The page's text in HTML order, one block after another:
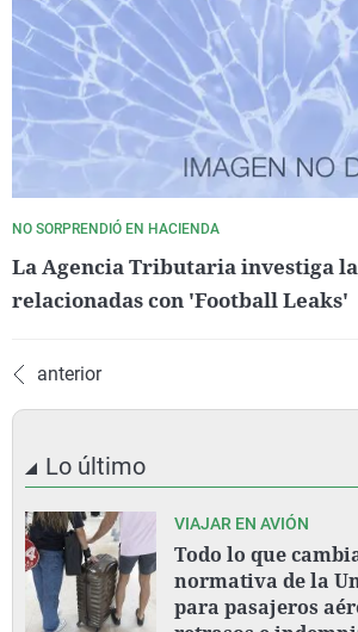
NO SORPRENDIÓ EN HACIENDA
La Agencia Tributaria investiga
relacionadas con 'Football Leaks'
anterior
Lo último
VIAJAR EN AVIÓN
Todo lo que
normativa de la
para pasajeros